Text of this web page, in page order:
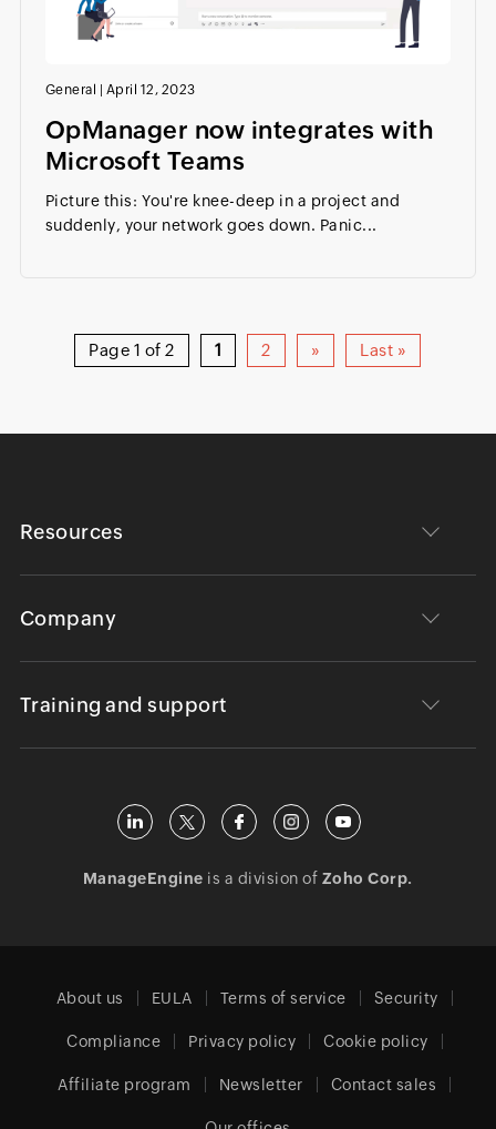
General | April 12, 2023
OpManager now integrates with
Microsoft Teams
Picture this: You're knee-deep in a project and
suddenly, your network goes down. Panic...
Page 1 of 2 1 2 » Last »
Resources
Company
Training and support
ManageEngine is a division of Zoho Corp.
About us EULA Terms of service Security
Compliance Privacy policy Cookie policy
Affiliate program Newsletter Contact sales